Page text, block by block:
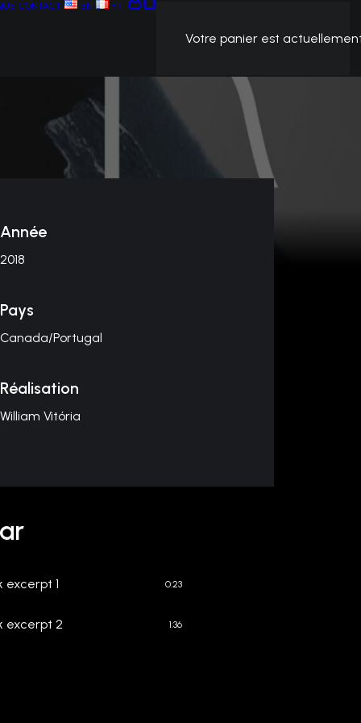
CONTACT EN FR
Votre panier est
Année
2018
Pays
Canada/Portugal
Réalisation
William Vitória
excerpt 1 0:23
excerpt 2 1:36